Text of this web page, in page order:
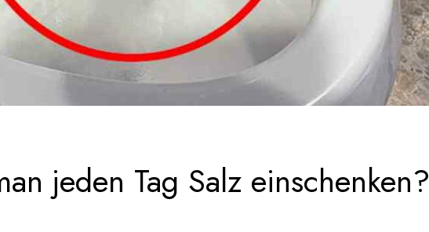
jeden Tag Salz einschenken?